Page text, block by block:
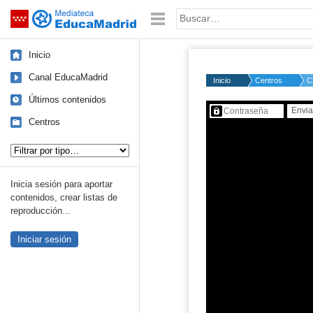
Saltar navegación Palabra o frase:
Inicio
Canal EducaMadrid
Últimos contenidos
Centros
Inicia sesión para aportar
contenidos, crear listas de
reproducción...
Iniciar sesión
Inicio Centros
Contenido protegido…